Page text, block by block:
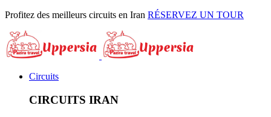
Profitez des meilleurs circuits en Iran RÉSERVEZ UN TOUR
Circuits
CIRCUITS IRAN